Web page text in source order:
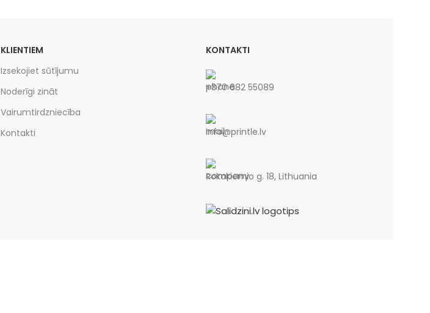
KLIENTIEM
Izsekojiet sūtījumu
Noderīgi zināt
Vairumtirdzniecība
Kontakti
KONTAKTI
+370 682 55089
info@printle.lv
Rokakiemio g. 18, Lithuania